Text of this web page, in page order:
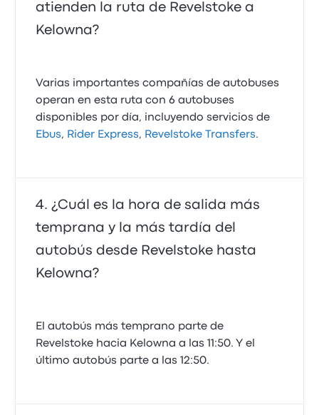
atienden la ruta de Revelstoke a
Kelowna?
Varias importantes compañías de autobuses
operan en esta ruta con 6 autobuses
disponibles por día, incluyendo servicios de
Ebus, Rider Express, Revelstoke Transfers.
¿Cuál es la hora de salida más
temprana y la más tardía del
autobús desde Revelstoke hasta
Kelowna?
El autobús más temprano parte de
Revelstoke hacia Kelowna a las 11:50. Y el
último autobús parte a las 12:50.